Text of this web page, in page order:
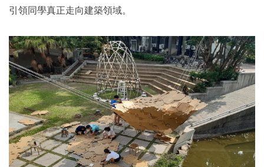
引領同學真正走向建築領域。